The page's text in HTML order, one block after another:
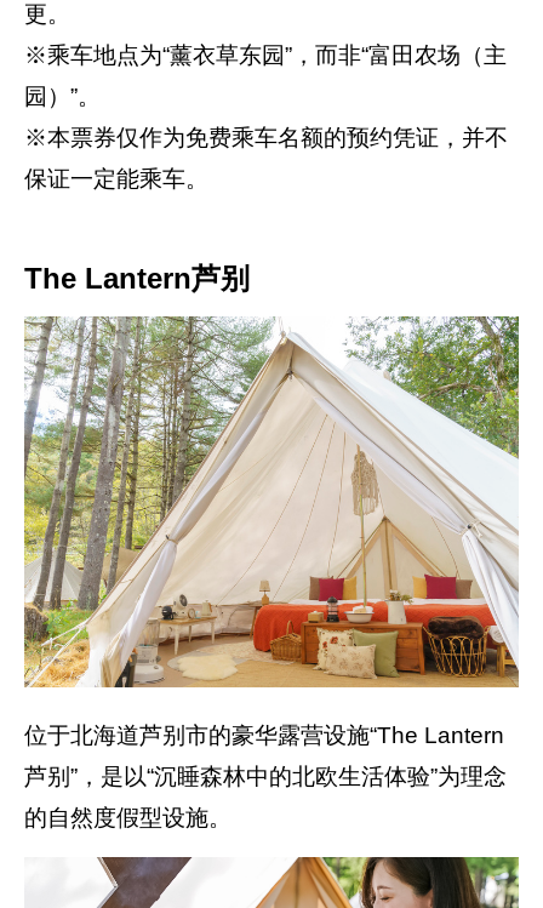
更。
※乘车地点为“薰衣草东园”，而非“富田农场（主
园）”。
※本票券仅作为免费乘车名额的预约凭证，并不
保证一定能乘车。
The Lantern芦别
位于北海道芦别市的豪华露营设施“The Lantern
芦别”，是以“沉睡森林中的北欧生活体验”为理念
的自然度假型设施。